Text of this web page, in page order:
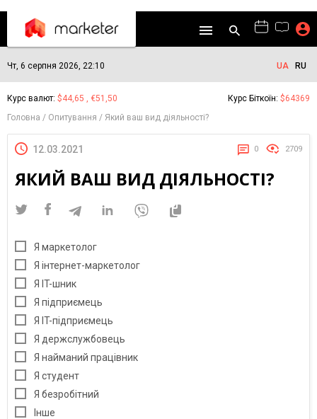
Чт, 6 серпня 2026, 22:10 UA RU
Курс валют: $44,65 , €51,50 Курс Біткоїн: $64369
Головна
Опитування Який ваш вид діяльності?
12.03.2021 0 2709
ЯКИЙ ВАШ ВИД ДІЯЛЬНОСТІ?
Я маркетолог
Я інтернет-маркетолог
Я IT-шник
Я підприємець
Я IT-підприємець
Я держслужбовець
Я найманий працівник
Я студент
Я безробітний
Інше